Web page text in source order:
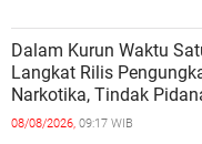
Dalam Kurun Waktu
Langkat Rilis
Narkotika, Tindak
Kekerasan Seksual
08/08/2026, 09:17 WIB